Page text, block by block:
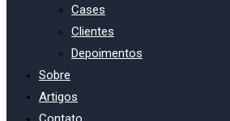
Cases
Clientes
Depoimentos
Sobre
Artigos